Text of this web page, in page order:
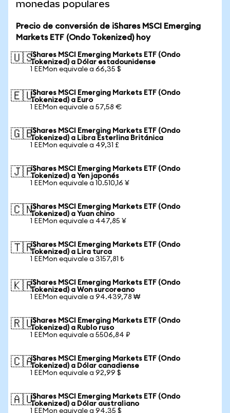
monedas populares
Precio de conversión de iShares MSCI Emerging
Markets ETF (Ondo Tokenized) hoy
🇺🇸iShares MSCI Emerging Markets ETF (Ondo
Tokenized) a Dólar estadounidense
1 EEMon equivale a 66,35 $
🇪🇺iShares MSCI Emerging Markets ETF (Ondo
Tokenized) a Euro
1 EEMon equivale a 57,58 €
🇬🇧iShares MSCI Emerging Markets ETF (Ondo
Tokenized) a Libra Esterlina Británica
1 EEMon equivale a 49,31 £
🇯🇵iShares MSCI Emerging Markets ETF (Ondo
Tokenized) a Yen japonés
1 EEMon equivale a 10.510,16 ¥
🇨🇳iShares MSCI Emerging Markets ETF (Ondo
Tokenized) a Yuan chino
1 EEMon equivale a 447,85 ¥
🇹🇷iShares MSCI Emerging Markets ETF (Ondo
Tokenized) a Lira turca
1 EEMon equivale a 3157,81 ₺
🇰🇷iShares MSCI Emerging Markets ETF (Ondo
Tokenized) a Won surcoreano
1 EEMon equivale a 94.439,78 ₩
🇷🇺iShares MSCI Emerging Markets ETF (Ondo
Tokenized) a Rublo ruso
1 EEMon equivale a 5506,84 ₽
🇨🇦iShares MSCI Emerging Markets ETF (Ondo
Tokenized) a Dólar canadiense
1 EEMon equivale a 92,99 $
🇦🇺iShares MSCI Emerging Markets ETF (Ondo
Tokenized) a Dólar australiano
1 EEMon equivale a 94,35 $